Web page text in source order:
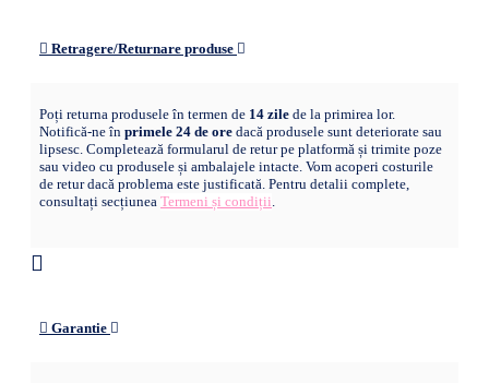
Retragere/Returnare produse
Poți returna produsele în termen de 14 zile de la primirea lor.
Notifică-ne în primele 24 de ore dacă produsele sunt deteriorate sau
lipsesc. Completează formularul de retur pe platformă și trimite poze
sau video cu produsele și ambalajele intacte. Vom acoperi costurile
de retur dacă problema este justificată. Pentru detalii complete,
consultați secțiunea Termeni și condiții.
Garantie